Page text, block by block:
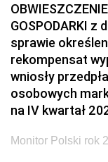
GOSPODARKI z
sprawie
rekompensat
wniosły
osobowych
na IV kwartał
Monitor Polski rok